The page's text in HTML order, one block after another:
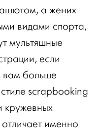
а жених
видами спорта,
мультяшные
если
вам больше
scrapbooking
кружевных
именно